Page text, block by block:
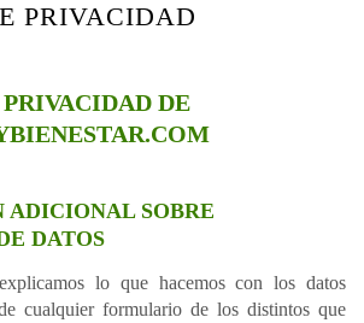
PRIVACIDAD
DE
ADICIONAL SOBRE
DATOS
lo que hacemos con los datos
cualquier formulario de los distintos que